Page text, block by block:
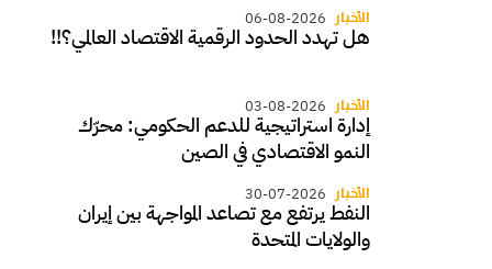
الأخبار 06-08-2026
هل تهدد الحدود الرقمية الاقتصاد العالمي؟!!
الأخبار 03-08-2026
إدارة استراتيجية للدعم الحكومي: محرّك
النمو الاقتصادي في الصين
الأخبار 30-07-2026
النفط يرتفع مع تصاعد المواجهة بين إيران
والولايات المتحدة